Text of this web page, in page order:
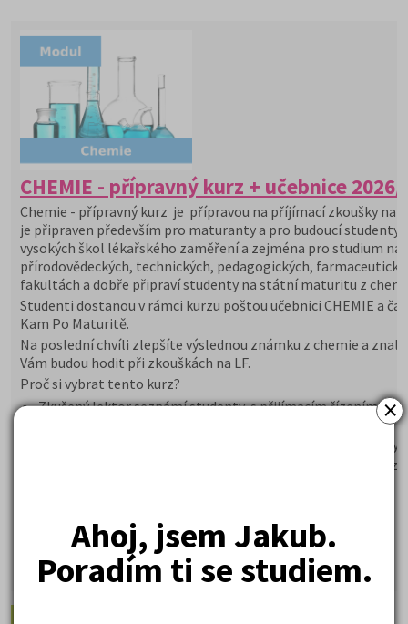
×
Ahoj, jsem Jakub.
Poradím ti se studiem.
CHEMIE - přípravný kurz + učebnice 2026/
Chemie - přípravný kurz je přípravou na příjímací zkoušky na
je připraven především pro maturanty a pro budoucí studenty
vysokých škol lékařského zaměření a zejména pro studium na
přírodovědeckých, technických, pedagogických,
fakultách a dobře připraví studenty na státní maturitu z
Studenti dostanou v rámci kurzu poštou učebnici CHEMIE a
Kam Po Maturitě.
Na poslední chvíli zlepšíte výslednou známku z chemie a
Vám budou hodit při zkouškách na LF.
Proč si vybrat tento kurz?
Zkušený lektor seznámí studenty s přijímacím řízením a
Studenti si prověří svoje znalosti a doplní o další poznatky
Součástí kurzu jsou modelové testové úlohy z přijímaček z
Cena od: 5 590 Kč
DETAILPŘIHLÁSIT SE